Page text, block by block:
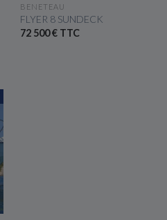
VOIR LE BATEAU
BENETEAU
FLYER 8 SUNDECK
72 500 € TTC